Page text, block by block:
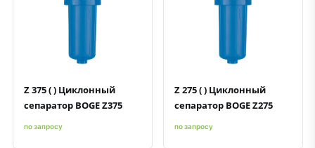
Z 375 ( ) Циклонный
сепаратор BOGE Z375
по запросу
Z 275 ( ) Циклонный
сепаратор BOGE Z275
по запросу